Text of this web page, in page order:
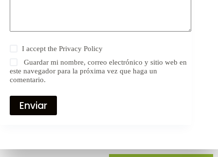
I accept thePrivacy Policy
Guardar mi nombre, correo electrónico y sitio web en
este navegador para la próxima vez que haga un
comentario.
Enviar